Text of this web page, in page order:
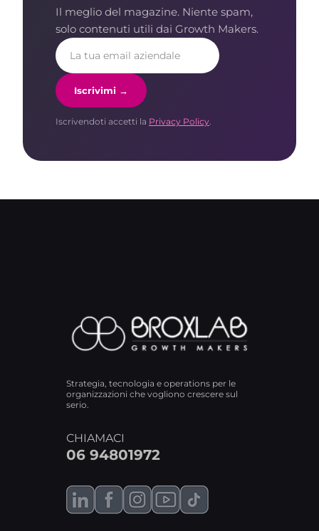
Il meglio del magazine. Niente spam,
solo contenuti utili dai Growth Makers.
Iscrivimi →
Iscrivendoti accetti la Privacy Policy.
Strategia, tecnologia e operations per le
organizzazioni che vogliono crescere sul
serio.
CHIAMACI
06 94801972